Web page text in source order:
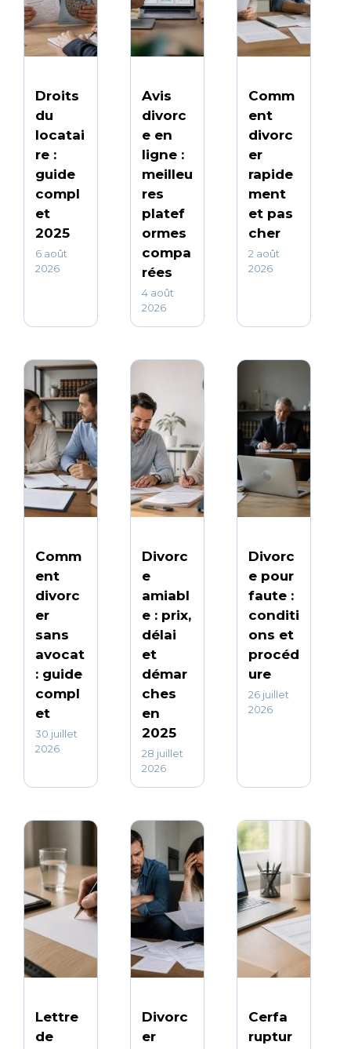
Droits
du
locatai
re :
guide
compl
et
2025
6 août
2026
Avis
divorc
e en
ligne :
meilleu
res
platef
ormes
compa
rées
4 août
2026
Comm
ent
divorc
er
rapide
ment
et pas
cher
2 août
2026
Comm
ent
divorc
er
sans
avocat
: guide
compl
et
30 juillet
2026
Divorc
e
amiabl
e : prix,
délai
et
démar
ches
en
2025
28 juillet
2026
Divorc
e pour
faute :
conditi
ons et
procéd
ure
26 juillet
2026
Lettre
de
Divorc
er
Cerfa
ruptur